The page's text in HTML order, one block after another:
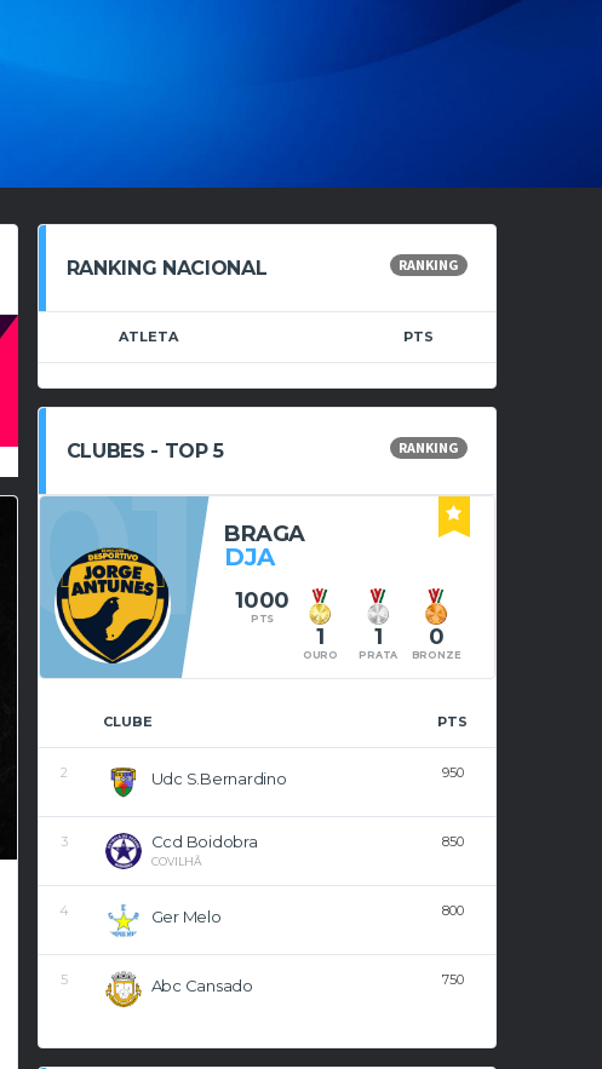
RANKING NACIONAL RANKING
ATLETA PTS
CLUBES - TOP 5 RANKING
01 BRAGA
DJA
1000
PTS
1
OURO
1
PRATA
0
BRONZE
CLUBE PTS
2 Udc S.bernardino 950
3 Ccd Boidobra
COVILHÃ
850
4 Ger Melo 800
5 Abc Cansado 750